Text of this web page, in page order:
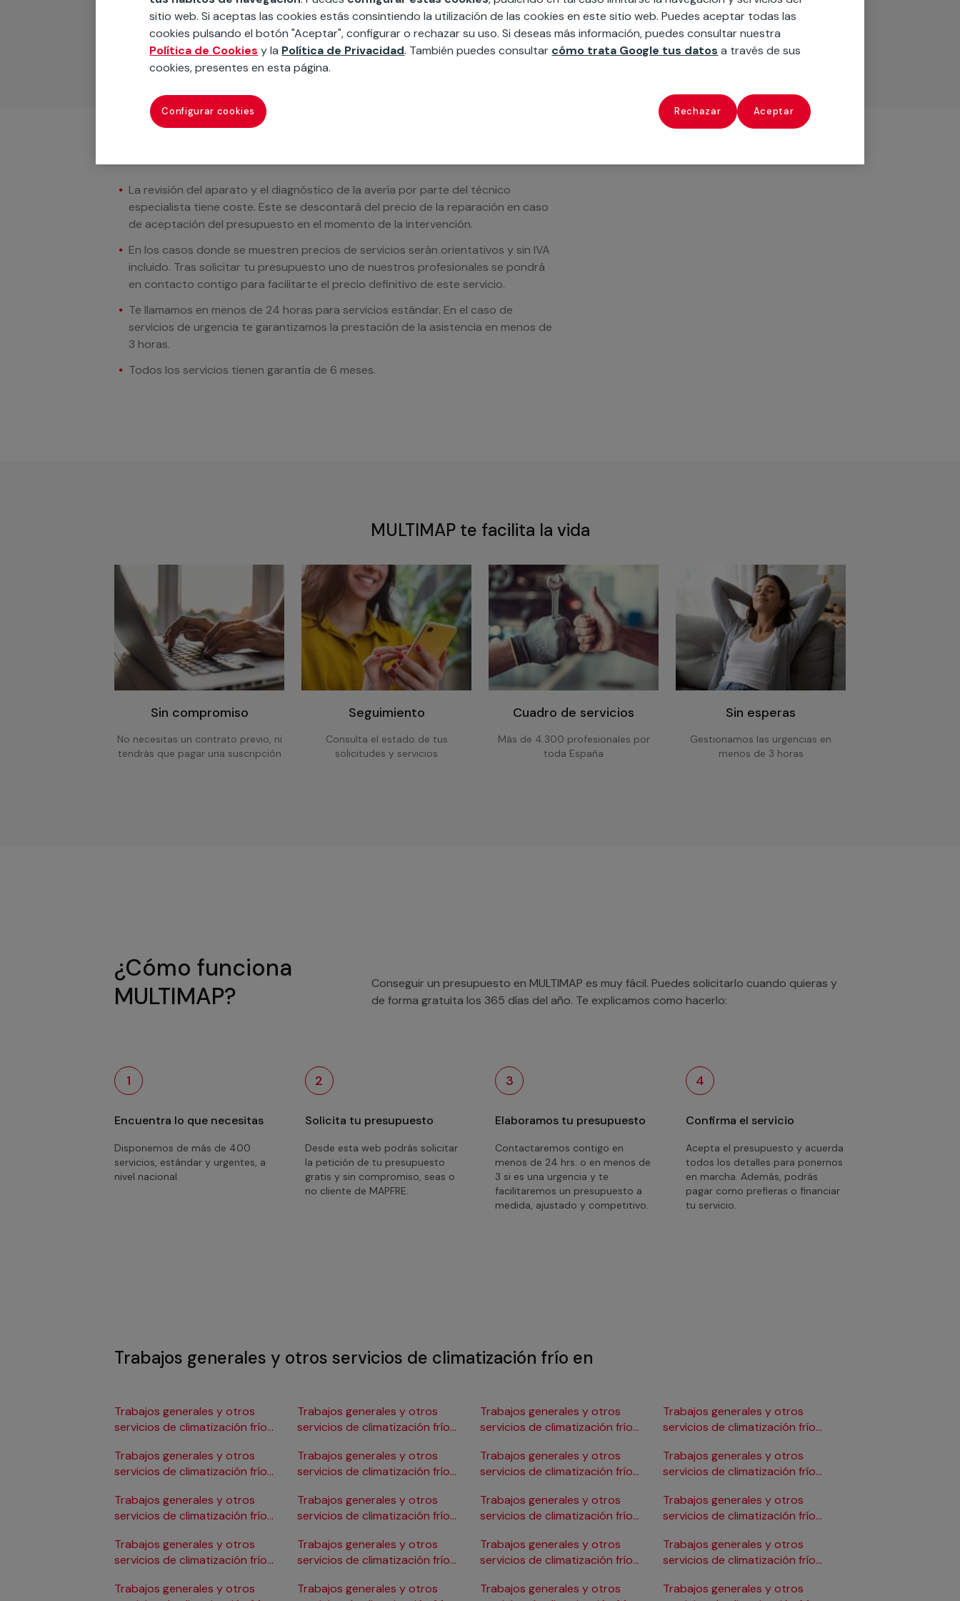
Podemos ofrecer cualquier servicio a medida incluyendo todo lo que necesites:
materiales, equipamientos, electrodomésticos, etc. Cuéntanos que necesitas
cuando te llamemos.
La revisión del aparato y el diagnóstico de la avería por parte del técnico
especialista tiene coste. Este se descontará del precio de la reparación en caso
de aceptación del presupuesto en el momento de la intervención.
En los casos donde se muestren precios de servicios serán orientativos y sin IVA
incluido. Tras solicitar tu presupuesto uno de nuestros profesionales se pondrá
en contacto contigo para facilitarte el precio definitivo de este servicio.
Te llamamos en menos de 24 horas para servicios estándar. En el caso de
servicios de urgencia te garantizamos la prestación de la asistencia en menos de
3 horas.
Todos los servicios tienen garantía de 6 meses.
MULTIMAP te facilita la vida
Sin compromiso
No necesitas un contrato previo, ni
tendrás que pagar una suscripción
Seguimiento
Consulta el estado de tus
solicitudes y servicios
Cuadro de servicios
Más de 4.300 profesionales por
toda España
Sin esperas
Gestionamos las urgencias en
menos de 3 horas
¿Cómo funciona
MULTIMAP?
Conseguir un presupuesto en MULTIMAP es muy fácil. Puedes solicitarlo cuando quieras y
de forma gratuita los 365 días del año. Te explicamos como hacerlo:
1
Encuentra lo que necesitas
Disponemos de más de 400
servicios, estándar y urgentes, a
nivel nacional.
2
Solicita tu presupuesto
Desde esta web podrás solicitar
la petición de tu presupuesto
gratis y sin compromiso, seas o
no cliente de MAPFRE.
3
Elaboramos tu presupuesto
Contactaremos contigo en
menos de 24 hrs. o en menos de
3 si es una urgencia y te
facilitaremos un presupuesto a
medida, ajustado y competitivo.
4
Confirma el servicio
Acepta el presupuesto y acuerda
todos los detalles para ponernos
en marcha. Además, podrás
pagar como prefieras o financiar
tu servicio.
Trabajos generales y otros servicios de climatización frío en
Trabajos generales y otros
servicios de climatización frío
Trabajos generales y otros
servicios de climatización frío
Trabajos generales y otros
servicios de climatización frío
Trabajos generales y otros
servicios de climatización frío
Trabajos generales y otros
Trabajos generales y otros
servicios de climatización frío
Trabajos generales y otros
servicios de climatización frío
Trabajos generales y otros
servicios de climatización frío
Trabajos generales y otros
servicios de climatización frío
Trabajos generales y otros
Trabajos generales y otros
servicios de climatización frío
Trabajos generales y otros
servicios de climatización frío
Trabajos generales y otros
servicios de climatización frío
Trabajos generales y otros
servicios de climatización frío
Trabajos generales y otros
Trabajos generales y otros
servicios de climatización frío
Trabajos generales y otros
servicios de climatización frío
Trabajos generales y otros
servicios de climatización frío
Trabajos generales y otros
servicios de climatización frío
Trabajos generales y otros
sitio web. Si aceptas las cookies estás consintiendo la utilización de las cookies en este sitio web. Puedes aceptar todas las
cookies pulsando el botón "Aceptar", configurar o rechazar su uso. Si deseas más información, puedes consultar nuestra
Política de Cookies y la Política de Privacidad. También puedes consultar cómo trata Google tus datos a través de sus
cookies, presentes en esta página.
Configurar cookies Rechazar Aceptar